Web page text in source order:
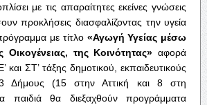
με τις απαραίτητες εκείνες γνώσεις
προκλήσεις διασφαλίζοντας την υγεία
με τίτλο «Αγωγή Υγείας μέσω
Οικογένειας, της Κοινότητας» αφορά
και ΣΤ’ τάξης δημοτικού, εκπαιδευτικούς
Δήμους (15 στην Αττική και 8 στη
παιδιά θα διεξαχθούν προγράμματα